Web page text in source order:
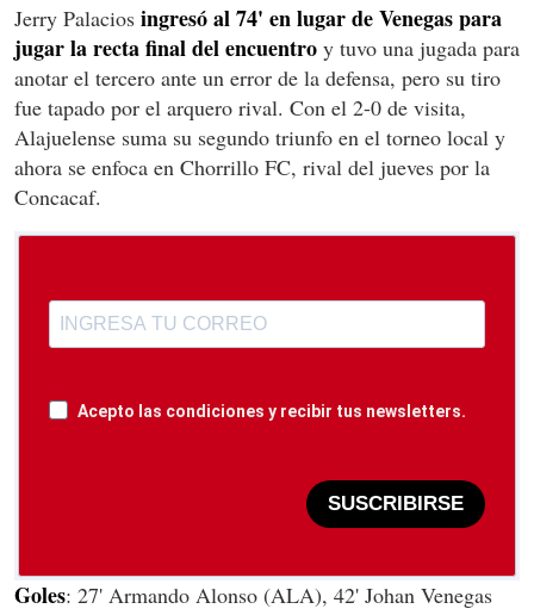
Jerry Palacios ingresó al 74' en lugar de Venegas para
jugar la recta final del encuentro y tuvo una jugada para
anotar el tercero ante un error de la defensa, pero su tiro
fue tapado por el arquero rival. Con el 2-0 de visita,
Alajuelense suma su segundo triunfo en el torneo local y
ahora se enfoca en Chorrillo FC, rival del jueves por la
Concacaf.
Acepto las condiciones y recibir tus newsletters.
SUSCRIBIRSE
Goles: 27' Armando Alonso (ALA), 42' Johan Venegas